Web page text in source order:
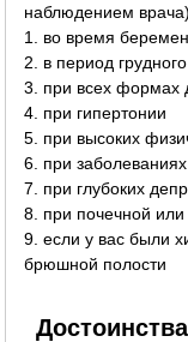
наблюдением
1. во время
2. в период
3. при всех формах
4. при гипертонии
5. при высоких
6. при
7. при глубоких
8. при почечной или
9. если у вас были
брюшной полости